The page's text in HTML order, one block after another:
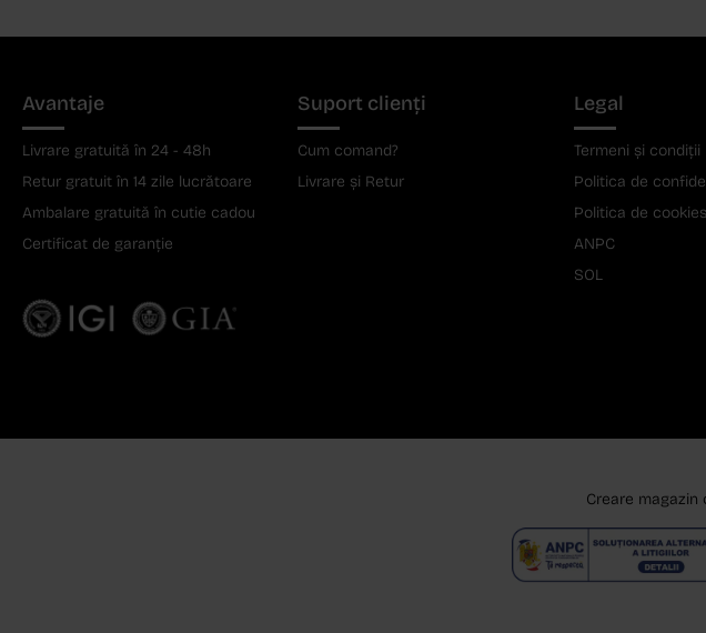
Avantaje
Livrare gratuită în 24 - 48h
Retur gratuit în 14 zile lucrătoare
Ambalare gratuită în cutie cadou
Certificat de garanție
Suport clienți
Cum comand?
Livrare și Retur
Legal
Termeni și condiții
Politica de
Politica de cookies
ANPC
SOL
Creare magazin